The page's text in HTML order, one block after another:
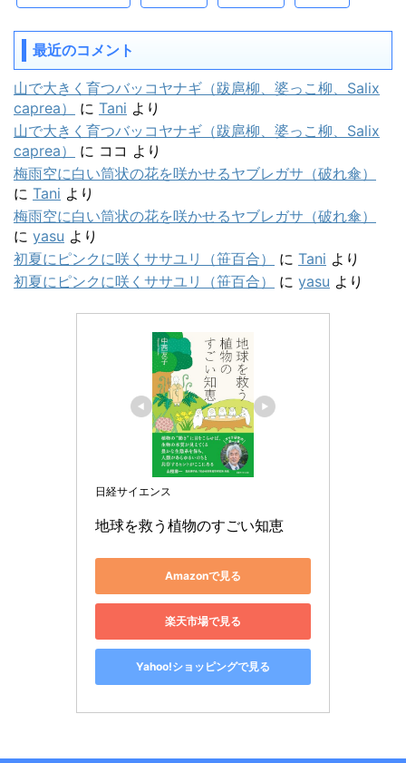
最近のコメント
山で大きく育つバッコヤナギ（跋扈柳、婆っこ柳、Salix
caprea）
に Tani より
山で大きく育つバッコヤナギ（跋扈柳、婆っこ柳、Salix
caprea）
に ココ より
梅雨空に白い筒状の花を咲かせるヤブレガサ（破れ傘）
に Tani より
梅雨空に白い筒状の花を咲かせるヤブレガサ（破れ傘）
に yasu より
初夏にピンクに咲くササユリ（笹百合）
に Tani より
初夏にピンクに咲くササユリ（笹百合）
に yasu より
日経サイエンス
地球を救う植物のすごい知恵
Amazonで見る
楽天市場で見る
Yahoo!ショッピングで見る